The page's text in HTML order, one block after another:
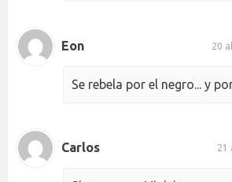
Eon 20
Se rebela por el negro... y
Carlos 21